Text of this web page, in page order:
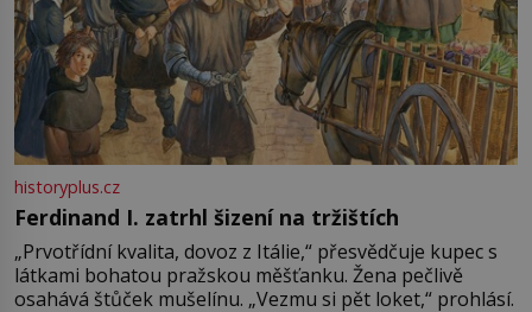
historyplus.cz
Ferdinand I. zatrhl šizení na tržištích
„Prvotřídní kvalita, dovoz z Itálie,“ přesvědčuje kupec s
látkami bohatou pražskou měšťanku. Žena pečlivě
osahává štůček mušelínu. „Vezmu si pět loket,“ prohlásí.